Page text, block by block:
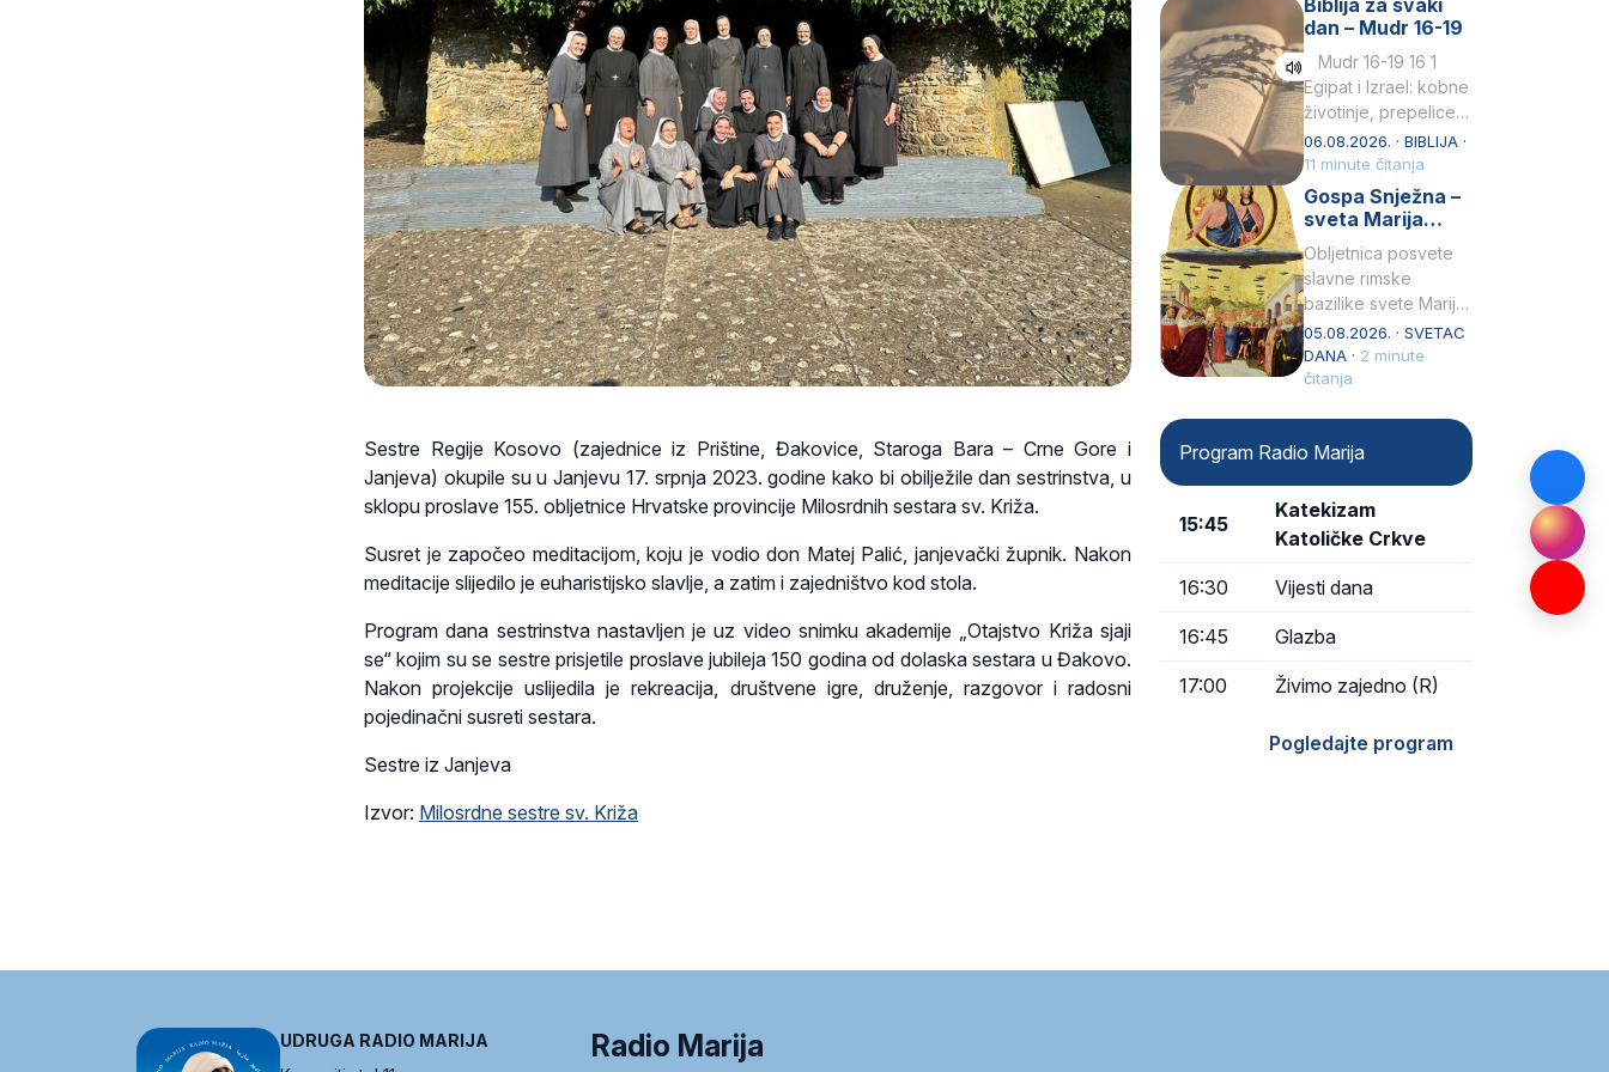
Sestre Regije Kosovo (zajednice iz Prištine, Đakovice, Staroga Bara – Crne Gore i
Janjeva) okupile su u Janjevu 17. srpnja 2023. godine kako bi obilježile dan sestrinstva, u
sklopu proslave 155. obljetnice Hrvatske provincije Milosrdnih sestara sv. Križa.
Susret je započeo meditacijom, koju je vodio don Matej Palić, janjevački župnik. Nakon
meditacije slijedilo je euharistijsko slavlje, a zatim i zajedništvo kod stola.
Program dana sestrinstva nastavljen je uz video snimku akademije „Otajstvo Križa sjaji
se“ kojim su se sestre prisjetile proslave jubileja 150 godina od dolaska sestara u Đakovo.
Nakon projekcije uslijedila je rekreacija, društvene igre, druženje, razgovor i radosni
pojedinačni susreti sestara.
Sestre iz Janjeva
Izvor: Milosrdne sestre sv. Križa
Petar u svojoj
drugoj…
Biblija za svaki
dan – Mudr 16-19
Mudr 16-19 16 1
Egipat i Izrael: kobne
životinje, prepelice
Zato bijahu
primjereno kažnjeni
sličnim životinjamai
mučeni mnoštvom
06.08.2026. · BIBLIJA ·
11 minute čitanja
Gospa Snježna –
sveta Marija
Velika, zaštitnica
rimske bazilike
Obljetnica posvete
slavne rimske
bazilike svete Marije
Velike (Santa Maria
Maggiore) u narodu
se slavi kao Gospa
05.08.2026. · SVETAC
DANA · 2 minute
čitanja
Program Radio Marija
15:45
Katekizam
Katoličke Crkve
16:30 Vijesti dana
16:45 Glazba
17:00 Živimo zajedno (R)
Pogledajte program
UDRUGA RADIO MARIJA
Radio Marija